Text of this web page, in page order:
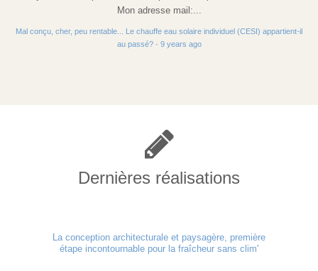
Mon adresse mail:...
Mal conçu, cher, peu rentable... Le chauffe eau solaire individuel (CESI) appartient-il
au passé?· 9 years ago
Dernières réalisations
La conception architecturale et paysagère, première
étape incontournable pour la fraîcheur sans clim'